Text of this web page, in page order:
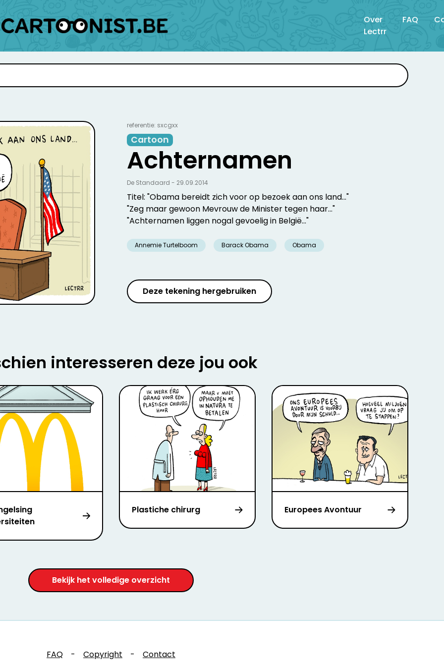
Over
Lectrr
FAQ
referentie: sxcgxx
Cartoon
Achternamen
Titel: "Obama bereidt zich voor op bezoek aan ons land..."
"Zeg maar gewoon Mevrouw de Minister tegen haar..."
"Achternamen liggen nogal gevoelig in België..."
Annemie Turtelboom Barack Obama Obama
De Standaard - 29.09.2014
Deze tekening hergebruiken
interesseren deze jou ook
Plastiche chirurg Europees Avontuur
Bekijk het volledige overzicht
FAQ - Copyright - Contact